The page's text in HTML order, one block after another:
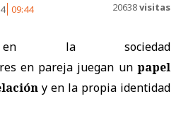
09:44 20638visitas
en lasociedad
en pareja juegan unpapel
y en la propia identidad